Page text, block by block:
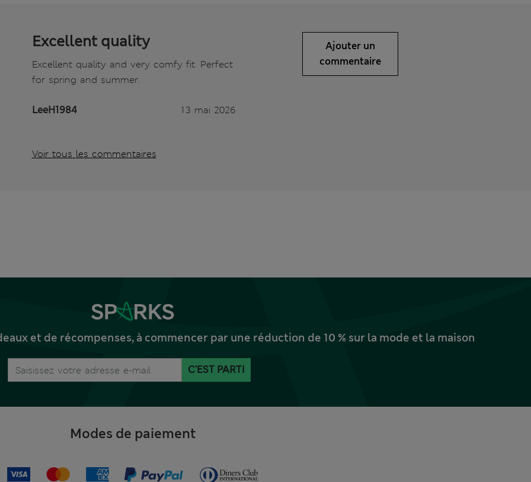
Excellent quality
Excellent quality and very comfy fit. Perfect
for spring and summer.
LeeH1984 13 mai 2026
Voir tous les commentaires
Ajouter un
commentaire
et de récompenses, à commencer par une réduction de 10 % sur la mode et la maison
C'EST PARTI
Modes de paiement